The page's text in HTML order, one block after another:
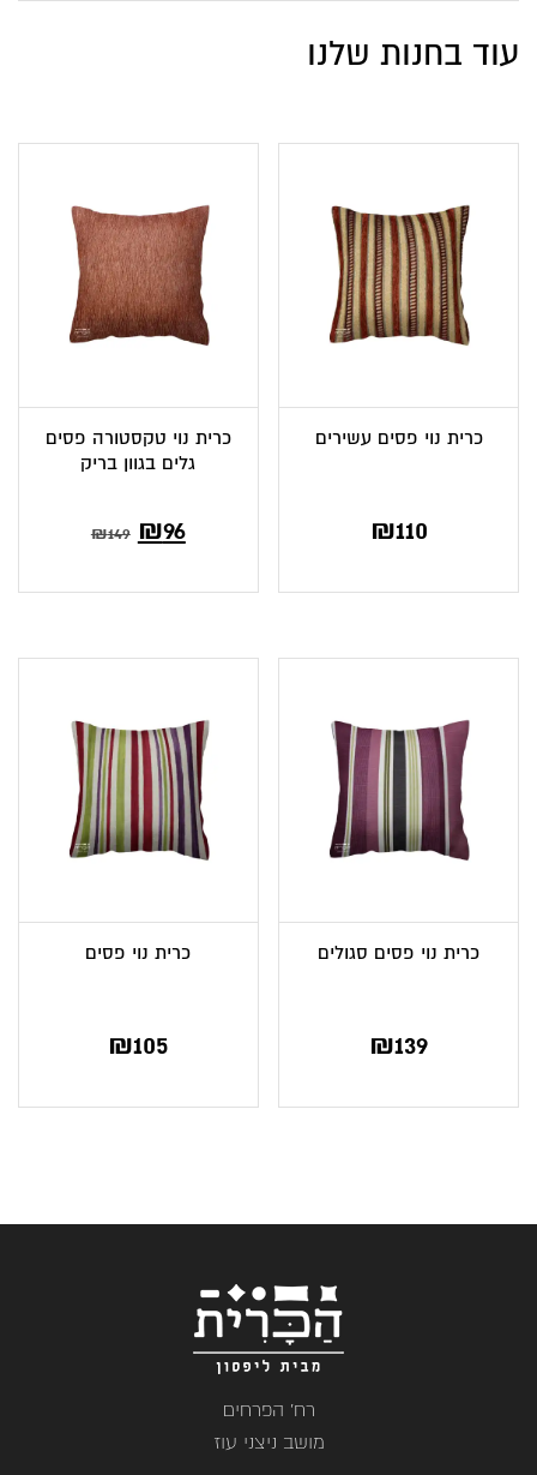
עוד בחנות שלנו
כרית נוי פסים עשירים
₪110
כרית נוי טקסטורה פסים
גלים בגוון בריק
₪149 המחיר
₪149.
₪96המחיר
₪96.
כרית נוי פסים סגולים
₪139
כרית נוי פסים
₪105
רח' הפרחים
מושב ניצני עוז